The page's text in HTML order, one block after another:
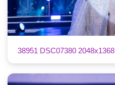
38951 DSC07380 2048x1368